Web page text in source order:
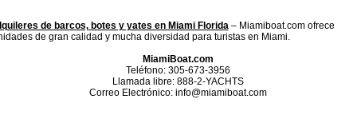
de barcos, botes y yates en Miami Florida– Miamiboat.com ofrece
de gran calidad y mucha diversidad para turistas en Miami.
MiamiBoat.com
Teléfono: 305-673-3956
Llamada libre: 888-2-YACHTS
Correo Electrónico: info@miamiboat.com